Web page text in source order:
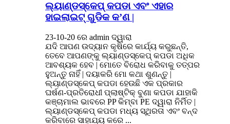
ଲ୍ୟାଣ୍ଡସ୍କେପ୍ କପଡା ଏବଂ ଏହାର
ହାଇଲାଇଟ୍ ଗୁଡିକ କ’ଣ |
23-10-20 ରେ admin ଦ୍ୱାରା
ଯଦି ଆପଣ ଉଦ୍ୟାନ କୃଷିରେ କାର୍ଯ୍ୟ କରୁଛନ୍ତି,
ତେବେ ଆପଣଙ୍କୁ ଲ୍ୟାଣ୍ଡସ୍କେପ୍ କପଡା ଅଧିକ
ଆବଶ୍ୟକ ହେବ | ମୋତେ ବିରୋଧ କରିବାକୁ ତତ୍ପର
ହୁଅନ୍ତୁ ନାହିଁ | ଦୟାକରି ମୋ କଥା ଶୁଣନ୍ତୁ |
ଲ୍ୟାଣ୍ଡସ୍କେପ୍ କପଡା ହେଉଛି ଏକ ପ୍ରକାର
ଘର୍ଷଣ-ପ୍ରତିରୋଧୀ ପ୍ଲାଷ୍ଟିକ୍ ବୁଣା କପଡା ଯାହାକି
କଞ୍ଚାମାଲ ଭାବରେ PP କିମ୍ବା PE ଦ୍ୱାରା ନିର୍ମିତ |
ଲ୍ୟାଣ୍ଡସ୍କେପ୍ କପଡା ମଧ୍ୟ ସ୍ଥିରତା ଏବଂ ବନ୍ଦ
କରିବାରେ ସାହାଯ୍ୟ କରେ ...